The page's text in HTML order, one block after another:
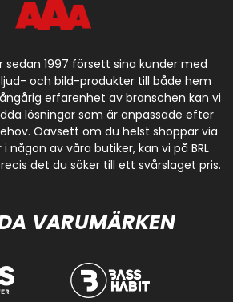
sedan 1997 försett sina kunder med
och bild-produkter till både hem
erfarenhet av branschen kan vi
lösningar som är anpassade efter
Oavsett om du helst shoppar via
någon av våra butiker, kan vi på BRL
det du söker till ett svårslaget pris.
VARUMÄRKEN